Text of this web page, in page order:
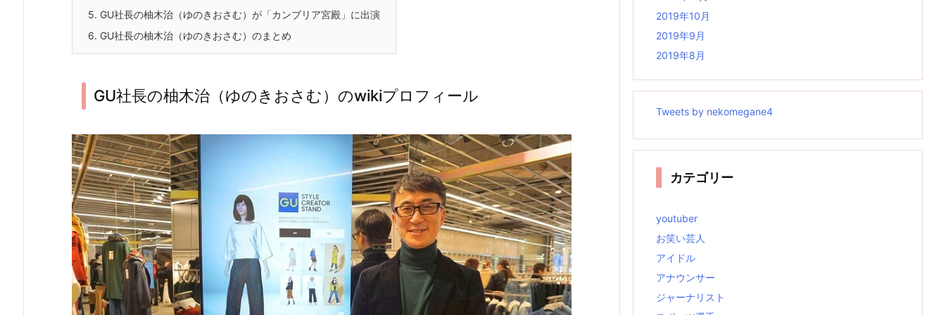
5. GU社長の柚木治（ゆのきおさむ）が「カンブリア宮殿」に出演
6. GU社長の柚木治（ゆのきおさむ）のまとめ
GU社長の柚木治（ゆのきおさむ）のwikiプロフィール
2019年10月
2019年9月
2019年8月
Tweets by nekomegane4
カテゴリー
youtuber
お笑い芸人
アイドル
アナウンサー
ジャーナリスト